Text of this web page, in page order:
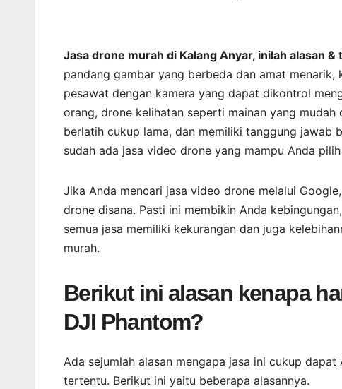
Jasa drone murah di Kalang Anyar, inilah alasan
pandang gambar yang berbeda dan amat
pesawat dengan kamera yang dapat dikontrol
orang, drone kelihatan seperti mainan yang
berlatih cukup lama, dan memiliki tanggung jawab
sudah ada jasa video drone yang mampu Anda
Jika Anda mencari jasa video drone melalui
drone disana. Pasti ini membikin Anda
semua jasa memiliki kekurangan dan juga
murah.
Berikut ini alasan kenapa
DJI Phantom?
Ada sejumlah alasan mengapa jasa ini cukup
tertentu. Berikut ini yaitu beberapa alasannya.